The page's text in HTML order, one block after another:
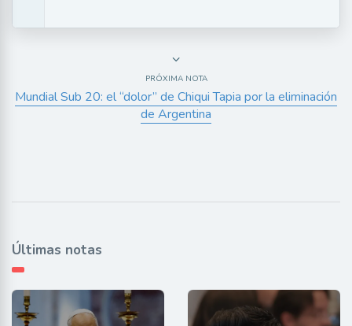
PRÓXIMA NOTA
Mundial Sub 20: el “dolor” de Chiqui Tapia por la eliminación
de Argentina
Últimas notas